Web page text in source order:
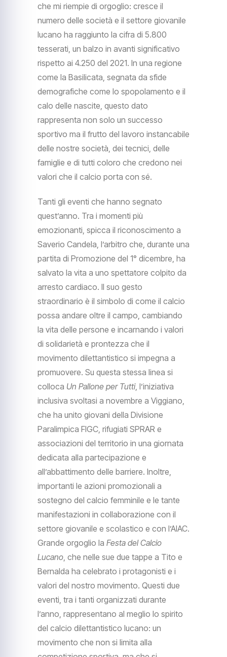
che mi riempie di orgoglio: cresce il
numero delle società e il settore giovanile
lucano ha raggiunto la cifra di 5.800
tesserati, un balzo in avanti significativo
rispetto ai 4.250 del 2021. In una regione
come la Basilicata, segnata da sfide
demografiche come lo spopolamento e il
calo delle nascite, questo dato
rappresenta non solo un successo
sportivo ma il frutto del lavoro instancabile
delle nostre società, dei tecnici, delle
famiglie e di tutti coloro che credono nei
valori che il calcio porta con sé.
Tanti gli eventi che hanno segnato
quest’anno. Tra i momenti più
emozionanti, spicca il riconoscimento a
Saverio Candela, l’arbitro che, durante una
partita di Promozione del 1° dicembre, ha
salvato la vita a uno spettatore colpito da
arresto cardiaco. Il suo gesto
straordinario è il simbolo di come il calcio
possa andare oltre il campo, cambiando
la vita delle persone e incarnando i valori
di solidarietà e prontezza che il
movimento dilettantistico si impegna a
promuovere. Su questa stessa linea si
colloca Un Pallone per Tutti, l’iniziativa
inclusiva svoltasi a novembre a Viggiano,
che ha unito giovani della Divisione
Paralimpica FIGC, rifugiati SPRAR e
associazioni del territorio in una giornata
dedicata alla partecipazione e
all’abbattimento delle barriere. Inoltre,
importanti le azioni promozionali a
sostegno del calcio femminile e le tante
manifestazioni in collaborazione con il
settore giovanile e scolastico e con l’AIAC.
Grande orgoglio la Festa del Calcio
Lucano , che nelle sue due tappe a Tito e
Bernalda ha celebrato i protagonisti e i
valori del nostro movimento. Questi due
eventi, tra i tanti organizzati durante
l’anno, rappresentano al meglio lo spirito
del calcio dilettantistico lucano: un
movimento che non si limita alla